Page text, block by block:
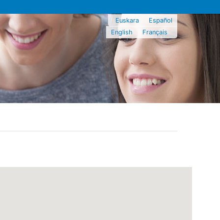
Euskara
Español
English
Français